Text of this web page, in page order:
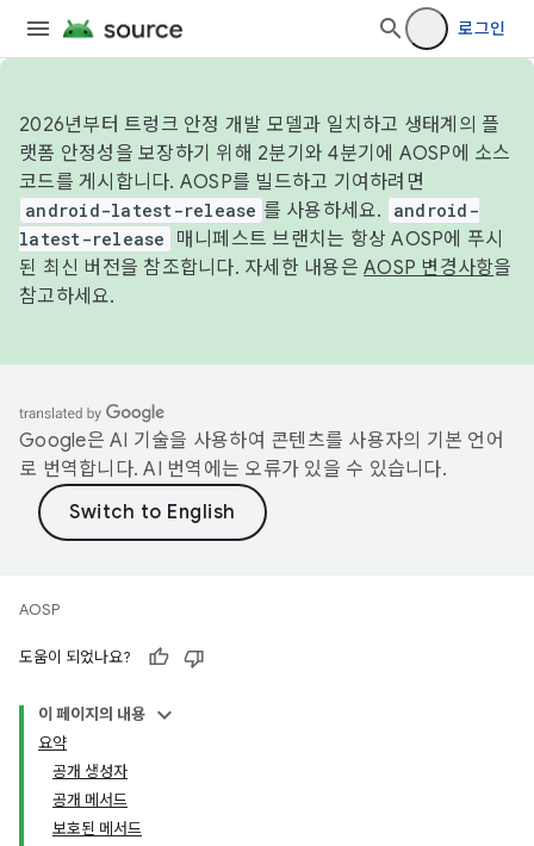
로그인
2026년부터 트렁크 안정 개발 모델과 일치하고 생태계의 플
랫폼 안정성을 보장하기 위해 2분기와 4분기에 AOSP에 소스
코드를 게시합니다. AOSP를 빌드하고 기여하려면
android-latest-release 를 사용하세요.
android-
latest-release
매니페스트 브랜치는 항상 AOSP에 푸시
된 최신 버전을 참조합니다. 자세한 내용은 AOSP 변경사항을
참고하세요.
Google은 AI 기술을 사용하여 콘텐츠를 사용자의 기본 언어
로 번역합니다. AI 번역에는 오류가 있을 수 있습니다.
AOSP
도움이 되었나요?
이 페이지의 내용
요약
공개 생성자
공개 메서드
보호된 메서드